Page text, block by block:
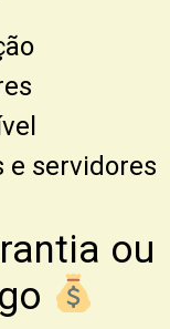
e servidores
ou